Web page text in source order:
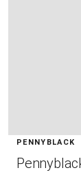
PENNYBLACK